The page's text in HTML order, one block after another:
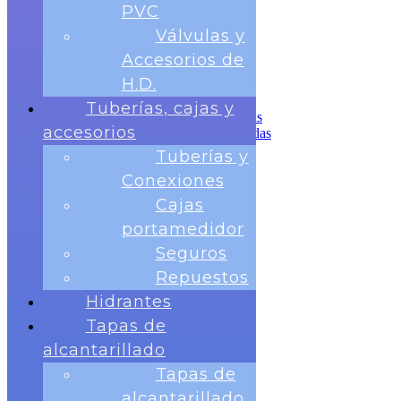
Tuberías, cajas y accesorios
Tuberías y Conexiones
Cajas portamedidor
Repuestos
Tapas de alcantarillado
Tapas de alcantarillado redondas
Tapas de Alcantarillado cuadradas
Rejillas para sumideros
Banco de Pruebas
Nosotros
Medidores
Medidor Chorro Único
Medidor Chorro Multiple
Medidor Volumétrico
PVC
Válvulas y
Accesorios de
H.D.
Tuberías, cajas y
accesorios
Tuberías y
Conexiones
Cajas
portamedidor
Seguros
Repuestos
Hidrantes
Tapas de
alcantarillado
Tapas de